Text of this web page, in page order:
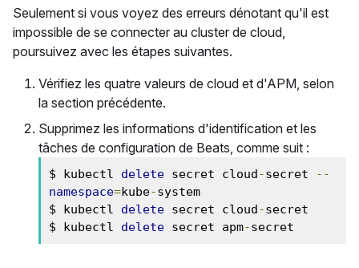
Seulement si vous voyez des erreurs dénotant qu'il est
impossible de se connecter au cluster de cloud,
poursuivez avec les étapes suivantes.
Vérifiez les quatre valeurs de cloud et d'APM, selon
la section précédente.
Supprimez les informations d'identification et les
tâches de configuration de Beats, comme suit :
$ kubectl delete secret cloud-secret
--
namespace=kube-system
$ kubectl delete secret cloud-secret
$ kubectl delete secret apm-secret